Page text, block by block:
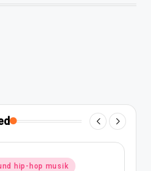
hip-hop musik